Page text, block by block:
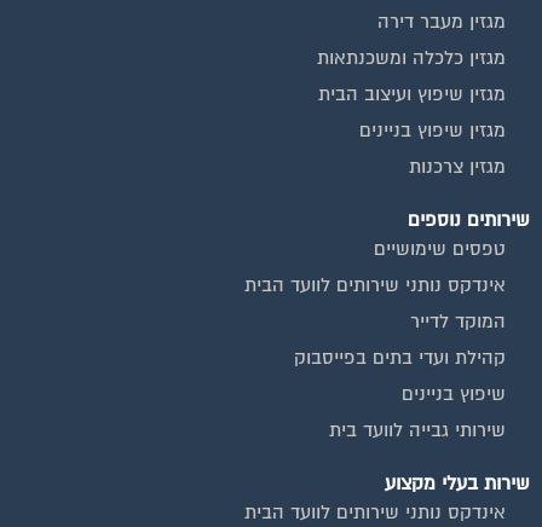
מגזין מעבר דירה
מגזין כלכלה ומשכנתאות
מגזין שיפוץ ועיצוב הבית
מגזין שיפוץ בניינים
מגזין צרכנות
שירותים נוספים
טפסים שימושיים
אינדקס נותני שירותים לוועד הבית
המוקד לדייר
קהילת ועדי בתים בפייסבוק
שיפוץ בניינים
שירותי גבייה לוועד בית
שירות בעלי מקצוע
אינדקס נותני שירותים לוועד הבית